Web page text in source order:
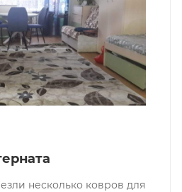
несколько ковров для